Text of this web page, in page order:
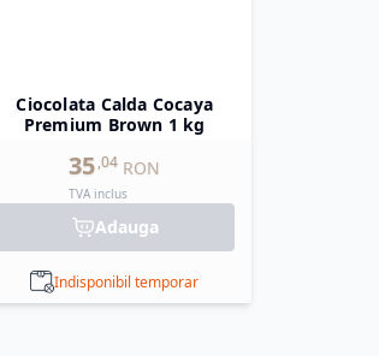
Ciocolata Calda Cocaya
Premium Brown 1 kg
35,04 RON
TVA inclus
Adauga
Indisponibil temporar